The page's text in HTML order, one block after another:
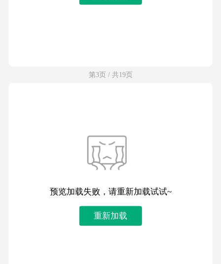
第3页 / 共19页
预览加载失败，请重新加载试试~
重新加载